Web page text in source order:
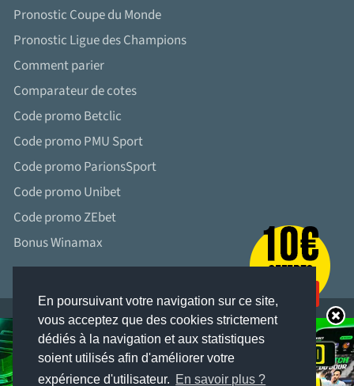
En poursuivant votre navigation sur ce site,
vous acceptez que des cookies strictement
dédiés à la navigation et aux statistiques
soient utilisés afin d'améliorer votre
expérience d'utilisateur. En savoir plus ?
Pronostic Coupe du Monde
Pronostic Ligue des Champions
Comment parier
Comparateur de cotes
Code promo Betclic
Code promo PMU Sport
Code promo ParionsSport
Code promo Unibet
Code promo ZEbet
Bonus Winamax
LES JEUX D’ARGENT ET DE HASARD PEUVENT ÊTRE DANGEREUX : PERTES
D’ARGENT, CONFLITS FAMILIAUX, ADDICTION...